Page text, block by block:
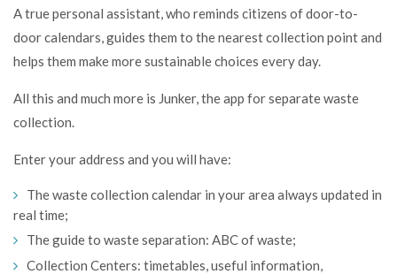
A true personal assistant, who reminds citizens of door-to-
door calendars, guides them to the nearest collection point and
helps them make more sustainable choices every day.
All this and much more is Junker, the app for separate waste
collection.
Enter your address and you will have:
The waste collection calendar in your area always updated in
real time;
The guide to waste separation: ABC of waste;
Collection Centers: timetables, useful information,